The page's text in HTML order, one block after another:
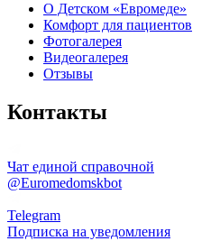
О Детском «Евромеде»
Комфорт для пациентов
Фотогалерея
Видеогалерея
Отзывы
Контакты
Чат единой справочной
@Euromedomskbot
Telegram
Подписка на уведомления